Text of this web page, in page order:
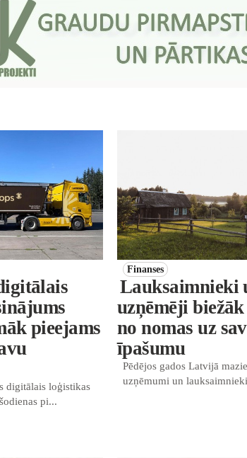
pieejams
digitālais loģistikas
pi...
Finanses
Lauksaimnieki
uzņēmēji
no nomas uz
īpašumu
Pēdējos gados Latvijā
uzņēmumi un